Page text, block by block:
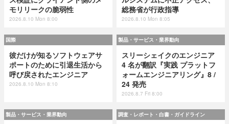
モリリークの脆弱性
2026.8.10 Mon 8:00
総務省が行政指導
2026.8.10 Mon 8:05
国際
彼だけが知るソフトウェアサ
ポートのために引退生活から
呼び戻されたエンジニア
2026.8.10 Mon 8:10
製品・サービス・業界動向
スリーシェイクのエンジニア
4 名が翻訳『実践 プラットフ
ォームエンジニアリング』8 /
24 発売
2026.8.7 Fri 8:00
製品・サービス・業界動向 調査・レポート・白書・ガイドライン